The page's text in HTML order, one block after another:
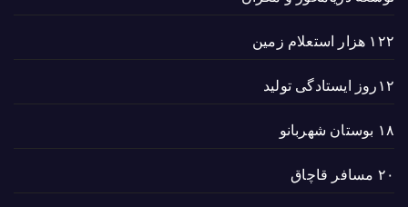
۱۲۲ هزار استعلام زمین
۱۲روز ایستادگی تولید
۱۸ بوستان شهربانو
۲۰ مسافر قاچاق